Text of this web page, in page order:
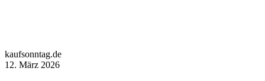
kaufsonntag.de
12. März 2026